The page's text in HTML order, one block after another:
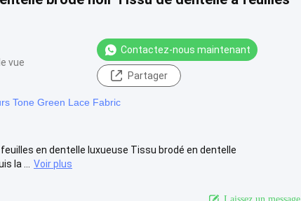
vue
Contactez-nous maintenant
Partager
Tone Green Lace Fabric
en dentelle luxueuse Tissu brodé en dentelle
la ...
Voir plus
Laissez un message